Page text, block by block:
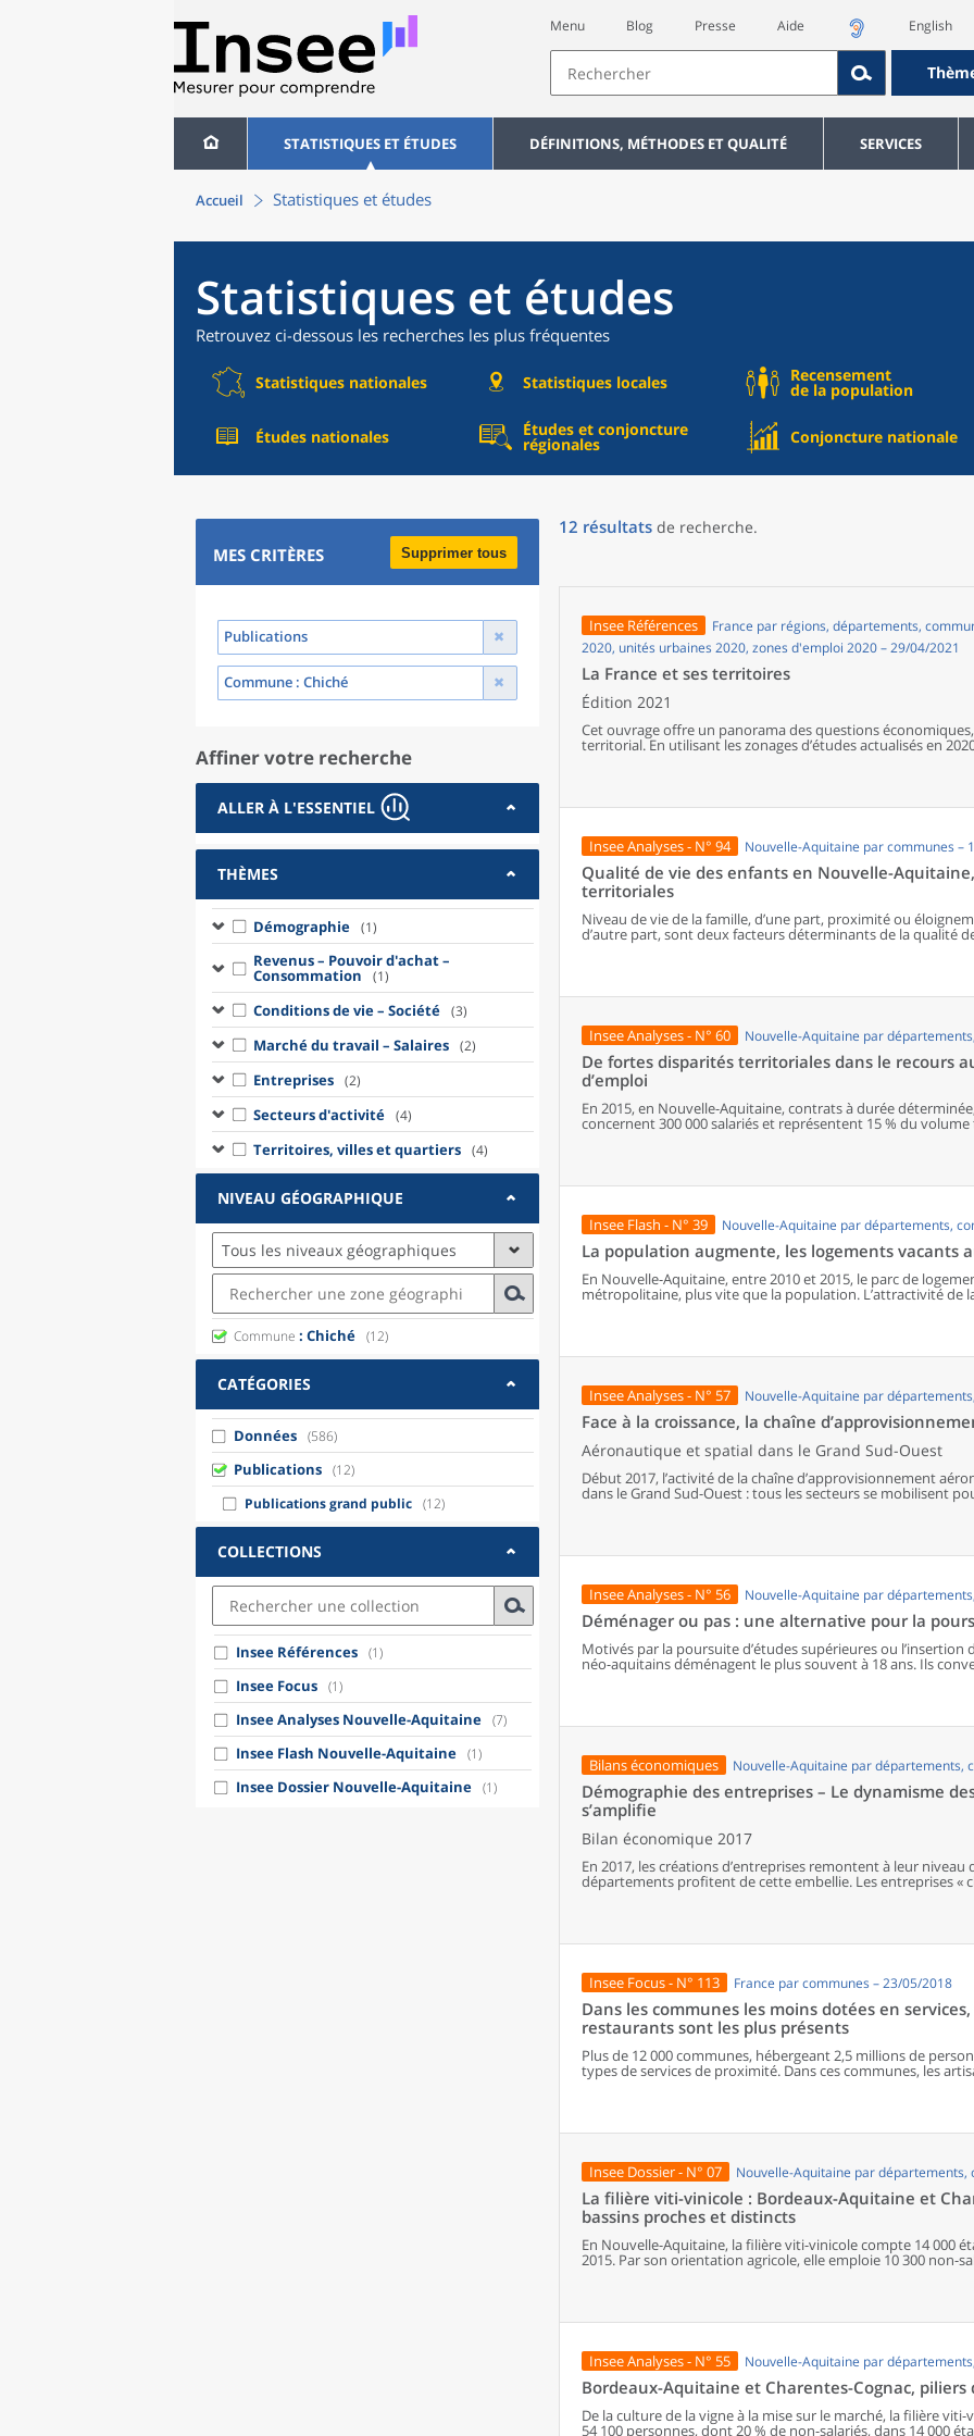
Menu Blog Presse Aide English
STATISTIQUES ET ÉTUDES DÉFINITIONS, MÉTHODES ET QUALITÉ SERVICES
Accueil Statistiques et études
Statistiques et études
Retrouvez ci-dessous les recherches les plus fréquentes
Statistiques nationales Statistiques locales Recensement
de la population
Études nationales Études et conjoncture
régionales Conjoncture nationale
MES CRITÈRES Supprimer tous
Publications
Commune : Chiché
Affiner votre recherche
ALLER À L'ESSENTIEL
THÈMES
Démographie (1)
Revenus – Pouvoir d'achat –
Consommation (1)
Conditions de vie – Société (3)
Marché du travail – Salaires (2)
Entreprises (2)
Secteurs d'activité (4)
Territoires, villes et quartiers (4)
NIVEAU GÉOGRAPHIQUE
Tous les niveaux géographiques
Commune : Chiché (12)
CATÉGORIES
Données (586)
Publications (12)
Publications grand public (12)
COLLECTIONS
Insee Références (1)
Insee Focus (1)
Insee Analyses Nouvelle-Aquitaine (7)
Insee Flash Nouvelle-Aquitaine (1)
Insee Dossier Nouvelle-Aquitaine (1)
12 résultats de recherche.
Insee Références
France par régions, départements,
2020, unités urbaines 2020, zones d'emploi 2020 – 29/04/2021
La France et ses territoires
Édition 2021
Cet ouvrage offre un panorama des questions
territorial. En utilisant les zonages d’études actualisés en
géographiques en France, sur les forces et faiblesses des
Insee Analyses - N° 94 Nouvelle-Aquitaine par communes –
Qualité de vie des enfants en Nouvelle-
territoriales
Niveau de vie de la famille, d’une part, proximité ou
d’autre part, sont deux facteurs déterminants de la qualité
six enfants sur dix habitent dans des territoires peu denses,
avec l’appartenance à des familles aux niveaux de vie peu
confrontée à de fortes inégalités dans les métropoles,
des familles aisées.
Insee Analyses - N° 60 Nouvelle-Aquitaine par
De fortes disparités territoriales dans le recours
d’emploi
En 2015, en Nouvelle-Aquitaine, contrats à durée
concernent 300 000 salariés et représentent 15 % du
augmente depuis 2010. Le recours à ces formes
en fonction des activités présentes : les zones à caractère
développées. Pour leur part, emplois aidés et
contrat sont généralement associées à davantage de
une moindre rémunération. Les plus jeunes, les moins
les salariés les plus exposés à ces formes d’emploi.
Insee Flash - N° 39 Nouvelle-Aquitaine par départements,
La population augmente, les logements vacants
En Nouvelle-Aquitaine, entre 2010 et 2015, le parc de
métropolitaine, plus vite que la population. L’attractivité de
des résidences principales que des secondaires, mais ce
Insee Analyses - N° 57 Nouvelle-Aquitaine par
Face à la croissance, la chaîne
Aéronautique et spatial dans le Grand Sud-Ouest
Début 2017, l’activité de la chaîne d’approvisionnement
dans le Grand Sud-Ouest : tous les secteurs se mobilisent
grands constructeurs. Les usines et les sociétés de services
ou à l’emploi intérimaire.
Insee Analyses - N° 56 Nouvelle-Aquitaine par
Déménager ou pas : une alternative pour la
Motivés par la poursuite d’études supérieures ou l’insertion
néo-aquitains déménagent le plus souvent à 18 ans. Ils
grands sites universitaires de la région : Bordeaux, Limoges
opte pour le déménagement, et davantage parmi les plus
mobilités. Ainsi, les bacheliers issus de catégories
risque d’assumer des trajets quotidiens plus longs. Ils sont
les plus proches du domicile de leurs parents, souvent des
production.
Bilans économiques Nouvelle-Aquitaine par départements,
Démographie des entreprises – Le dynamisme
s’amplifie
Bilan économique 2017
En 2017, les créations d’entreprises remontent à leur
départements profitent de cette embellie. Les entreprises «
progression énergique, mais également les micro-
observée depuis 2015. Les bonnes performances
Insee Focus - N° 113 France par communes – 23/05/2018
Dans les communes les moins dotées en
restaurants sont les plus présents
Plus de 12 000 communes, hébergeant 2,5 millions de
types de services de proximité. Dans ces communes, les
présents, suivis des services de réparation automobile et de
alimentaires, comme les boulangeries ou les supérettes,
sont situés dans des communes bénéficiant d’un nombre
possèdent aucun. Elles abritent 162 000 habitants.
Insee Dossier - N° 07 Nouvelle-Aquitaine par départements,
La filière viti-vinicole : Bordeaux-Aquitaine et
bassins proches et distincts
En Nouvelle-Aquitaine, la filière viti-vinicole compte 14 000
2015. Par son orientation agricole, elle emploie 10 300 non-
dans l’économie régionale. De la culture de la vigne aux
Nouvelle-Aquitaine s’impose ainsi comme une région de
Produisant sous signe de qualité et fortement orienté vers
organisation différenciée. Si, dans le bassin Bordeaux-
les activités de vinification et de commercialisation, dans le
plus segmentées, avec une place importante consacrée à
vinicole, la part des ouvriers est deux fois plus importante
notamment celle des ouvriers agricoles, entraînant des
Insee Analyses - N° 55 Nouvelle-Aquitaine par
Bordeaux-Aquitaine et Charentes-Cognac,
De la culture de la vigne à la mise sur le marché, la filière
54 100 personnes, dont 20 % de non-salariés, dans 14 000